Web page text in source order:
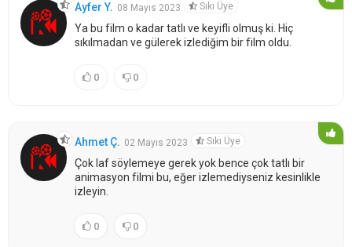
Ayfer Y. 08 Mayıs 2023 Sıkı Üye
Ya bu film o kadar tatlı ve keyifli olmuş ki. Hiç
sıkılmadan ve gülerek izlediğim bir film oldu.
0 0
Ahmet Ç. 02 Mayıs 2023 Sıkı Üye
Çok laf söylemeye gerek yok bence çok tatlı bir
animasyon filmi bu, eğer izlemediyseniz kesinlikle
izleyin.
0 0